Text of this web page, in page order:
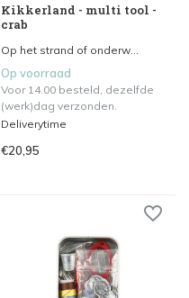
Kikkerland - multi tool -
crab
Op het strand of onderw...
Op voorraad
Voor 14.00 besteld, dezelfde
(werk)dag verzonden.
Deliverytime
€20,95